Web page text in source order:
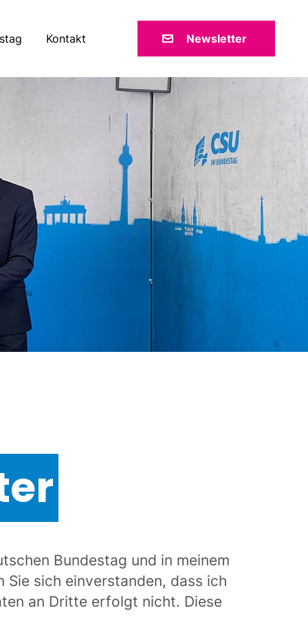
Kontakt Newsletter
Bundestag und in meinem
Sie sich einverstanden, dass ich
an Dritte erfolgt nicht. Diese